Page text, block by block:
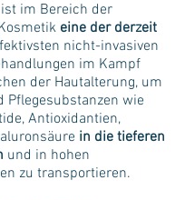
im Bereich der
eine der derzeit
nicht-invasiven
im Kampf
der Hautalterung, um
Pflegesubstanzen wie
Antioxidantien,
in die tieferen
und in hohen
zu transportieren.